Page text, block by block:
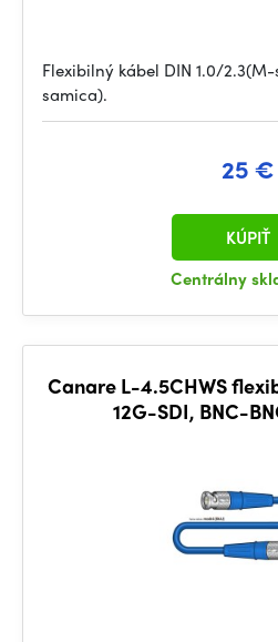
Flexibilný kábel DIN 1.0/
samica).
25 €
Centrálny
KÚPIŤ
Canare L-4.5CHWS
12G-SDI, BNC-